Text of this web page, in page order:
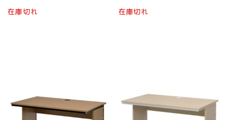
在庫切れ 在庫切れ